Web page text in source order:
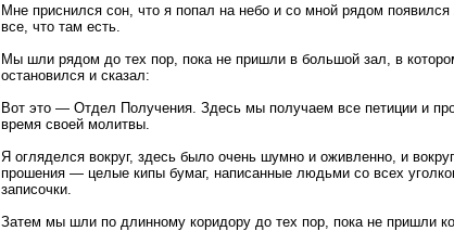
Мне приснился сон, что я попал на небо и со мной рядом
все, что там есть.
Мы шли рядом до тех пор, пока не пришли в большой зал, в
остановился и сказал:
Вот это — Отдел Получения. Здесь мы получаем все петиции и
время своей молитвы.
Я огляделся вокруг, здесь было очень шумно и оживленно, и
прошения — целые кипы бумаг, написанные людьми со всех
записочки.
Затем мы шли по длинному коридору до тех пор, пока не пришли